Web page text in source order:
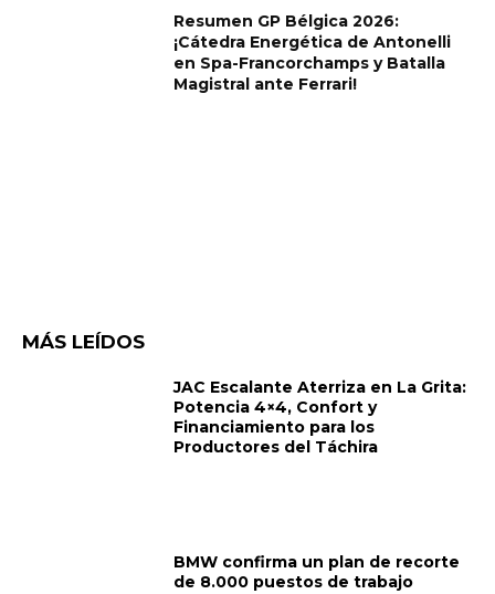
Resumen GP Bélgica 2026:
¡Cátedra Energética de Antonelli
en Spa-Francorchamps y Batalla
Magistral ante Ferrari!
MÁS LEÍDOS
JAC Escalante Aterriza en La Grita:
Potencia 4×4, Confort y
Financiamiento para los
Productores del Táchira
BMW confirma un plan de recorte
de 8.000 puestos de trabajo